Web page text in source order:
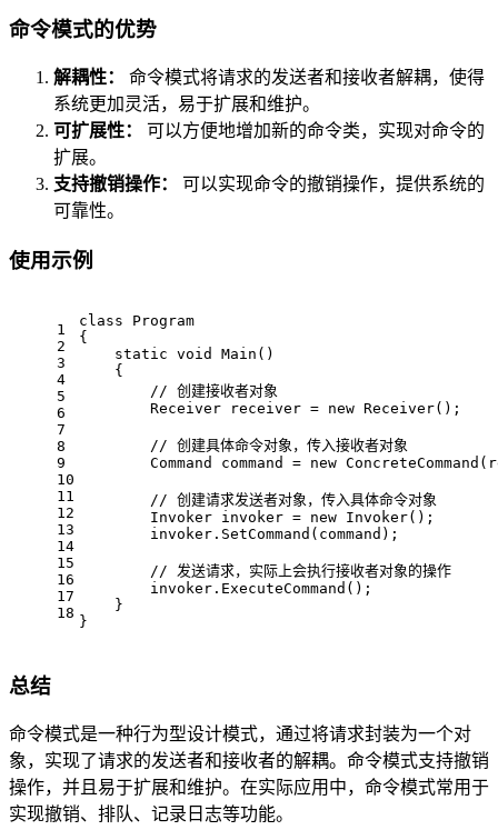
命令模式的优势
解耦性：
命令模式将请求的发送者和接收者解耦，使得
系统更加灵活，易于扩展和维护。
可扩展性：
可以方便地增加新的命令类，实现对命令的
扩展。
支持撤销操作：
可以实现命令的撤销操作，提供系统的
可靠性。
使用示例
1
2
3
4
5
6
7
8
9
10
11
12
13
14
15
16
17
18
class
Program
{
static void Main ()
    {
// 创建接收者对象
        Receiver receiver =
new Receiver();
// 创建具体命令对象，传入接收者对象
        Command command =
new
// 创建请求发送者对象，传入具体命令对象
        Invoker invoker =
new Invoker();
        invoker.SetCommand(command);
// 发送请求，实际上会执行接收者对象的操作
        invoker.ExecuteCommand();
    }
}
总结
命令模式是一种行为型设计模式，通过将请求封装为一个对
象，实现了请求的发送者和接收者的解耦。命令模式支持撤销
操作，并且易于扩展和维护。在实际应用中，命令模式常用于
实现撤销、排队、记录日志等功能。